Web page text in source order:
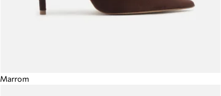
Marrom